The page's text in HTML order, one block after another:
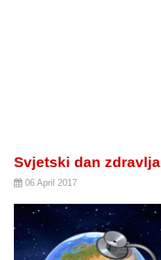
Svjetski dan zdravlja
06 April 2017